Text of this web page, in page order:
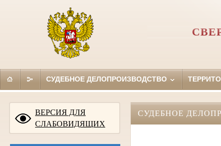
СУДЕБНОЕ ДЕЛОПРОИЗВОДСТВО
ВЕРСИЯ ДЛЯ
СЛАБОВИДЯЩИХ
СУДЕБНОЕ